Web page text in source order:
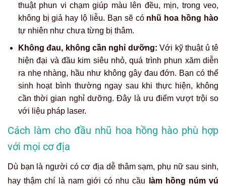
thuật phun vi chạm giúp màu lên đều, mịn, trong veo,
không bị giả hay lộ liễu. Bạn sẽ có nhũ hoa hồng hào
tự nhiên như chưa từng bị thâm.
Không đau, không cần nghỉ dưỡng: Với kỹ thuật ủ tê
hiện đại và đầu kim siêu nhỏ, quá trình phun xăm diễn
ra nhẹ nhàng, hầu như không gây đau đớn. Bạn có thể
sinh hoạt bình thường ngay sau khi thực hiện, không
cần thời gian nghỉ dưỡng. Đây là ưu điểm vượt trội so
với liệu pháp laser.
Cách làm cho đầu nhũ hoa hồng hào phù hợp
với mọi cơ địa
Dù bạn là người có cơ địa dễ thâm sạm, phụ nữ sau sinh,
hay thậm chí là nam giới có nhu cầu
làm hồng núm vú